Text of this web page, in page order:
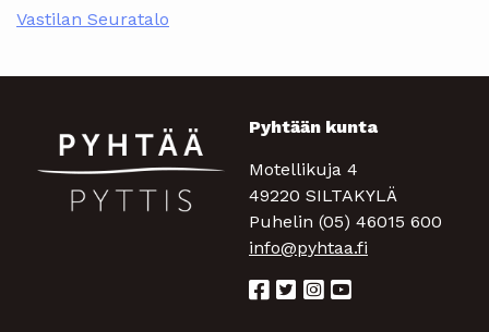
Vastilan Seuratalo
Pyhtään kunta
Motellikuja 4
49220 SILTAKYLÄ
Puhelin (05) 46015 600
info@pyhtaa.fi